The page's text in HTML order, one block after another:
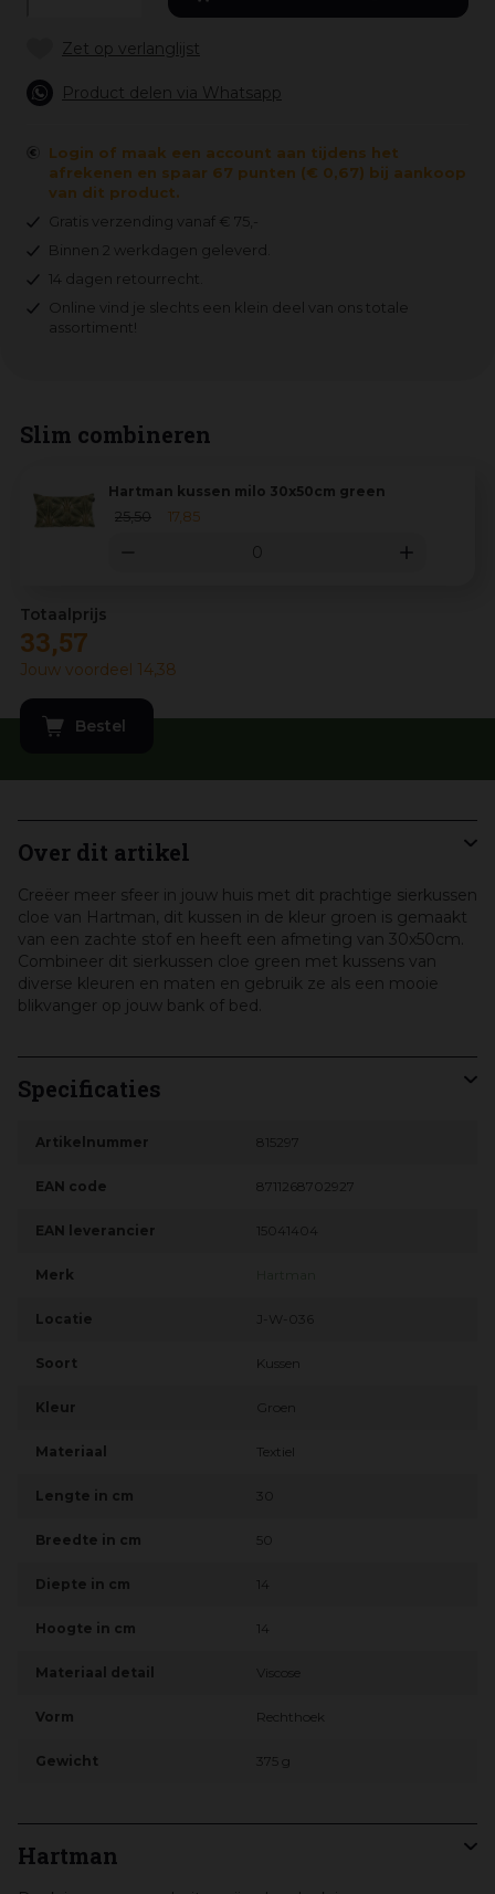
Product delen via Whatsapp
Login of maak een account aan tijdens het
afrekenen en spaar 67 punten (€ 0,67) bij aankoop
van dit product.
Gratis verzending vanaf € 75,-
Binnen 2 werkdagen geleverd.
14 dagen retourrecht.
Online vind je slechts een klein deel van ons totale
assortiment!
Slim combineren
Hartman kussen milo 30x50cm green
25,50 17 85
33,57
Jouw voordeel 14,38
Over dit artikel
Creëer meer sfeer in jouw huis met dit prachtige sierkussen
cloe van Hartman, dit kussen in de kleur groen is gemaakt
van een zachte stof en heeft een afmeting van 30x50cm.
Combineer dit sierkussen cloe green met kussens van
diverse kleuren en maten en gebruik ze als een mooie
blikvanger op jouw bank of bed.
Specificaties
Artikelnummer 815297
EAN code 8711268702927
EAN leverancier 15041404
Merk
Locatie J-W-036
Soort Kussen
Kleur Groen
Materiaal Textiel
Lengte in cm 30
Breedte in cm 50
Diepte in cm 14
Hoogte in cm 14
Materiaal detail Viscose
Vorm Rechthoek
Gewicht 375 g
Hartman